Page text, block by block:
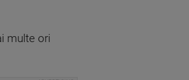
multe ori